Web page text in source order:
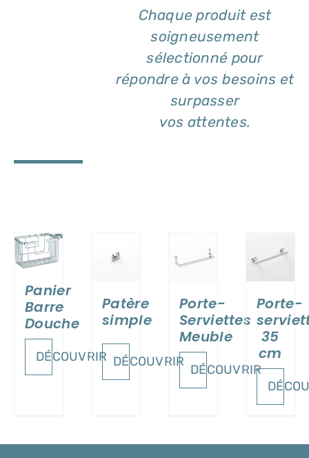
Chaque produit est
soigneusement
sélectionné pour
répondre à vos besoins et
surpasser
vos attentes.
Panier
Barre
Douche
DÉCOUVRIR
DÉTAILS
Patère
simple
DÉCOUVRIR
Porte-
Serviettes
Meuble
DÉCOUVRIR
DÉTAILS
Porte-
35
cm